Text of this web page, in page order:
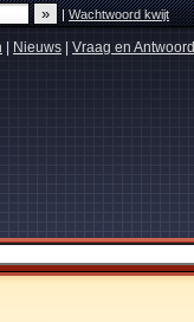
|Wachtwoord kwijt
Nieuws Vraag en Antwoord